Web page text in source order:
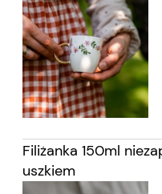
Filiżanka 150ml
uszkiem